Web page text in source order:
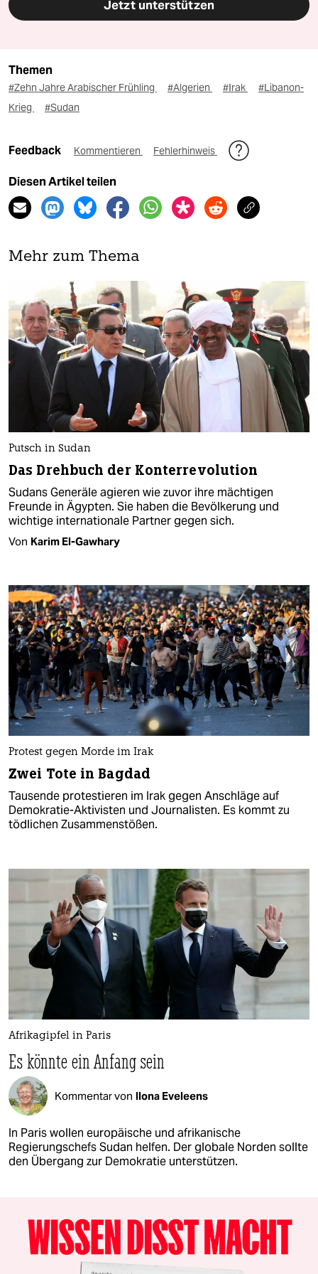
Jetzt unterstützen
Themen
#Zehn Jahre Arabischer Frühling #Algerien #Irak
#Libanon-
Krieg
#Sudan
Feedback Kommentieren Fehlerhinweis
Diesen Artikel teilen
Mehr zum Thema
Putsch in Sudan
Das Drehbuch der Konterrevolution
Sudans Generäle agieren wie zuvor ihre mächtigen
Freunde in Ägypten. Sie haben die Bevölkerung und
wichtige internationale Partner gegen sich.
Von Karim El-Gawhary
Protest gegen Morde im Irak
Zwei Tote in Bagdad
Tausende protestieren im Irak gegen Anschläge auf
Demokratie-Aktivisten und Journalisten. Es kommt zu
tödlichen Zusammenstößen.
Afrikagipfel in Paris
Es könnte ein Anfang sein
Kommentar von Ilona Eveleens
In Paris wollen europäische und afrikanische
Regierungschefs Sudan helfen. Der globale Norden sollte
den Übergang zur Demokratie unterstützen.